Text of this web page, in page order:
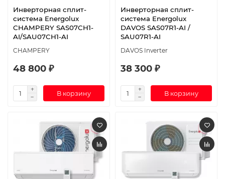
Инверторная сплит-
система Energolux
CHAMPERY SAS07CH1-
AI/SAU07CH1-AI
CHAMPERY
48 800 ₽
В корзину
Инверторная сплит-
система Energolux
DAVOS SAS07R1-AI /
SAU07R1-AI
DAVOS Inverter
38 300 ₽
В корзину